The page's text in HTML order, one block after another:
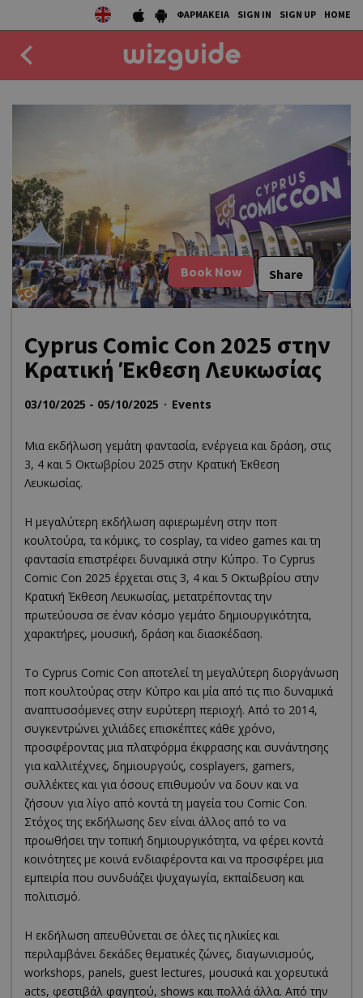
ΦΑΡΜΑΚΕΙΑ SIGN IN SIGN UP HOME
50 BEST
AGENDA
COLLECTIONS
STORIES
Book Now Share
Cyprus Comic Con 2025 στην
Κρατική Έκθεση Λευκωσίας
03/10/2025 - 05/10/2025 Events
Μια εκδήλωση γεμάτη φαντασία, ενέργεια και δράση, στις
3, 4 και 5 Οκτωβρίου 2025 στην Κρατική Έκθεση
Λευκωσίας.
Η μεγαλύτερη εκδήλωση αφιερωμένη στην ποπ
κουλτούρα, τα κόμικς, το cosplay, τα video games και τη
φαντασία επιστρέφει δυναμικά στην Κύπρο. Το Cyprus
Comic Con 2025 έρχεται στις 3, 4 και 5 Οκτωβρίου στην
Κρατική Έκθεση Λευκωσίας, μετατρέποντας την
πρωτεύουσα σε έναν κόσμο γεμάτο δημιουργικότητα,
χαρακτήρες, μουσική, δράση και διασκέδαση.
Το Cyprus Comic Con αποτελεί τη μεγαλύτερη διοργάνωση
ποπ κουλτούρας στην Κύπρο και μία από τις πιο δυναμικά
αναπτυσσόμενες στην ευρύτερη περιοχή. Από το 2014,
συγκεντρώνει χιλιάδες επισκέπτες κάθε χρόνο,
προσφέροντας μια πλατφόρμα έκφρασης και συνάντησης
για καλλιτέχνες, δημιουργούς, cosplayers, gamers,
συλλέκτες και για όσους επιθυμούν να δουν και να
ζήσουν για λίγο από κοντά τη μαγεία του Comic Con.
Στόχος της εκδήλωσης δεν είναι άλλος από το να
προωθήσει την τοπική δημιουργικότητα, να φέρει κοντά
κοινότητες με κοινά ενδιαφέροντα και να προσφέρει μια
εμπειρία που συνδυάζει ψυχαγωγία, εκπαίδευση και
πολιτισμό.
Η εκδήλωση απευθύνεται σε όλες τις ηλικίες και
περιλαμβάνει δεκάδες θεματικές ζώνες, διαγωνισμούς,
workshops, panels, guest lectures, μουσικά και χορευτικά
acts, φεστιβάλ φαγητού, shows και πολλά άλλα. Από την